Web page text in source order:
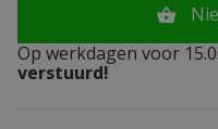
Op werkdagen voor
verstuurd!